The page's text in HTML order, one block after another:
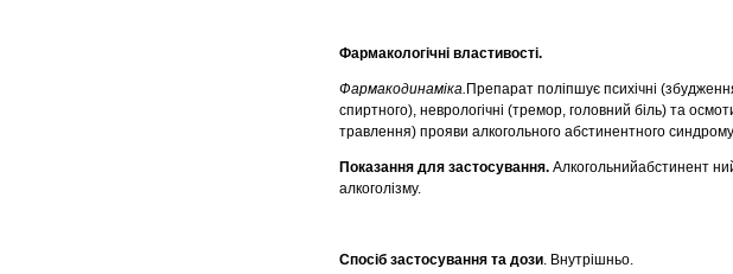
Фармакологічні властивості.
Фармакодинаміка. Препарат поліпшує психічні
спиртного), неврологічні (тремор, головний біль) та
травлення) прояви алкогольного абстинентного
Показання для застосування. Алкогольнийабстинент
алкоголізму.
Спосіб застосування та дози. Внутрішньо.